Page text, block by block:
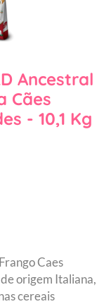
Ancestral
Cães
- 10,1 Kg
Caes
origem Italiana,
cereais